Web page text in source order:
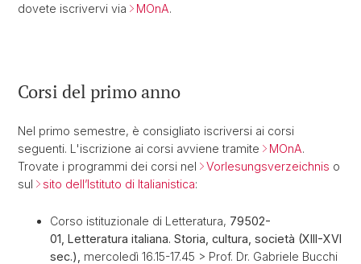
dovete iscrivervi via
MOnA.
Corsi del primo anno
Nel primo semestre, è consigliato iscriversi ai corsi
seguenti. L'iscrizione ai corsi avviene tramite
MOnA.
Trovate i programmi dei corsi nel
Vorlesungsverzeichnis o
sul
sito dell’Istituto di Italianistica:
Corso istituzionale di Letteratura, 79502-
01, Letteratura italiana. Storia, cultura, società (XIII-XVI
sec.), mercoledì 16.15-17.45 > Prof. Dr. Gabriele Bucchi